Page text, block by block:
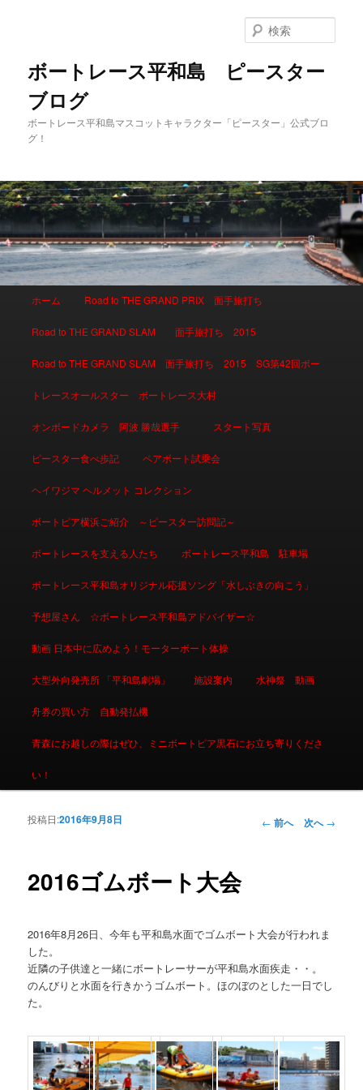
ボートレース平和島 ピースター
ブログ
ボートレース平和島マスコットキャラクター「ピースター」公式ブロ
グ！
索
メインコンテンツへ移動
サブコンテンツへ移動
ホーム Road to THE GRAND PRIX 面手旅打ち
Road to THE GRAND SLAM 面手旅打ち 2015
Road to THE GRAND SLAM 面手旅打ち 2015 SG第42回ボー
トレースオールスター ボートレース大村
オンボードカメラ 阿波 勝哉選手 スタート写真
ピースター食べ歩記 ペアボート試乗会
ヘイワジマ ヘルメット コレクション
ボートピア横浜ご紹介 ～ピースター訪問記～
ボートレースを支える人たち ボートレース平和島 駐車場
ボートレース平和島オリジナル応援ソング「水しぶきの向こう」
予想屋さん ☆ボートレース平和島アドバイザー☆
動画 日本中に広めよう！モーターボート体操
大型外向発売所 「平和島劇場」 施設案内 水神祭 動画
舟券の買い方 自動発払機
青森にお越しの際はぜひ、ミニボートピア黒石にお立ち寄りくださ
い！
投稿ナビゲーシ
← 前へ 次へ→
2016ゴムボート大会
投稿日:2016年9月8日
2016年8月26日、今年も平和島水面でゴムボート大会が行われま
した。
近隣の子供達と一緒にボートレーサーが平和島水面疾走・・。
のんびりと水面を行きかうゴムボート。ほのぼのとした一日でし
た。